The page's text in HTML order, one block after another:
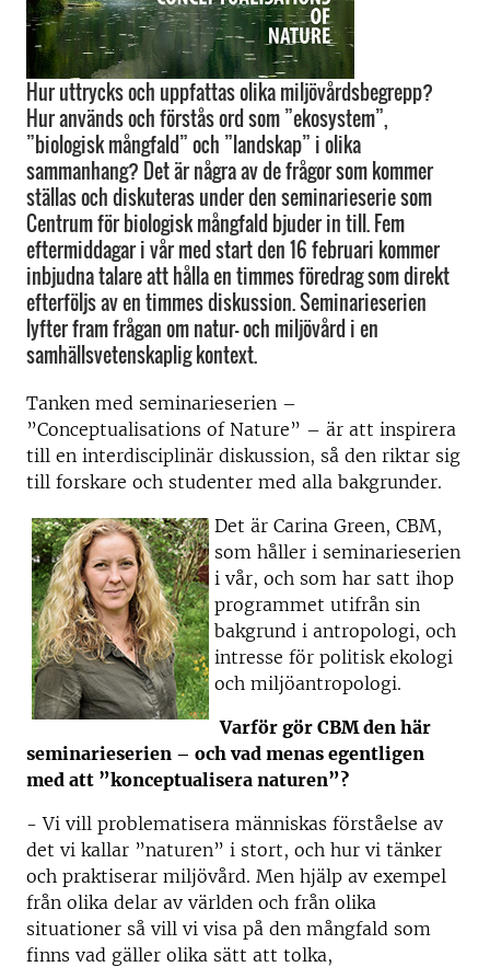
Hur uttrycks och uppfattas olika miljövårdsbegrepp?
Hur används och förstås ord som ”ekosystem”,
”biologisk mångfald” och ”landskap” i olika
sammanhang? Det är några av de frågor som kommer
ställas och diskuteras under den seminarieserie som
Centrum för biologisk mångfald bjuder in till. Fem
eftermiddagar i vår med start den 16 februari kommer
inbjudna talare att hålla en timmes föredrag som direkt
efterföljs av en timmes diskussion. Seminarieserien
lyfter fram frågan om natur- och miljövård i en
samhällsvetenskaplig kontext.
Tanken med seminarieserien –
”Conceptualisations of Nature” – är att inspirera
till en interdisciplinär diskussion, så den riktar sig
till forskare och studenter med alla bakgrunder.
Det är Carina Green, CBM,
som håller i seminarieserien
i vår, och som har satt ihop
programmet utifrån sin
bakgrund i antropologi, och
intresse för politisk ekologi
och miljöantropologi.
Varför gör CBM den här
seminarieserien – och vad menas egentligen
med att ”konceptualisera naturen”?
- Vi vill problematisera människas förståelse av
det vi kallar ”naturen” i stort, och hur vi tänker
och praktiserar miljövård. Men hjälp av exempel
från olika delar av världen och från olika
situationer så vill vi visa på den mångfald som
finns vad gäller olika sätt att tolka,